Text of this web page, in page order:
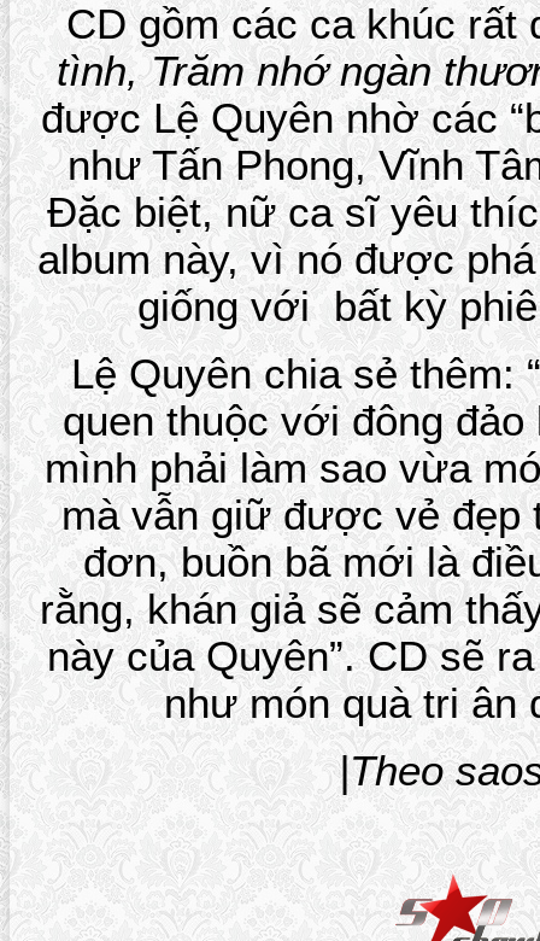
CD gồm các ca khúc rất
tình, Trăm nhớ ngàn
được Lệ Quyên nhờ các
như Tấn Phong, Vĩnh
Đặc biệt, nữ ca sĩ yêu
album này, vì nó được
giống với bất kỳ
Lệ Quyên chia sẻ thêm:
quen thuộc với đông
mình phải làm sao vừa
mà vẫn giữ được vẻ đẹp
đơn, buồn bã mới là
rằng, khán giả sẽ cảm
này của Quyên”. CD sẽ
như món quà tri ân
|Theo